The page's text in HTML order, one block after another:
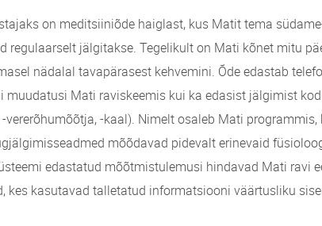
on meditsiiniõde haiglast, kus Matit tema
regulaarselt jälgitakse. Tegelikult on Mati kõnet mitu
nädalal tavapärasest kehvemini. Õde edastab
muudatusi Mati raviskeemis kui ka edasist jälgimist
-kaal). Nimelt osaleb Mati programmis,
mõõdavad pidevalt erinevaid
edastatud mõõtmistulemusi hindavad Mati ravi
kes kasutavad talletatud informatsiooni väärtusliku